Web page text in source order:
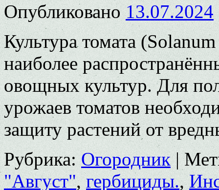
Опубликовано 13.07.2024
Культура томата
наиболее
овощных культур. Для
урожаев томатов
защиту растений от
Рубрика: Огородник |
"Август",гербициды.,